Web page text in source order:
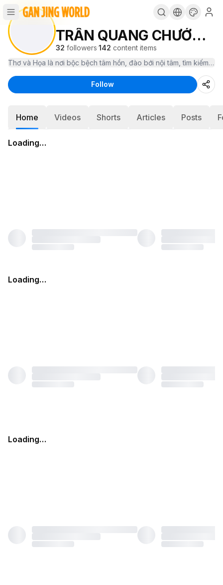
TRẦN QUANG CHƯỚC-Thơ và Họa
32 followers·142 content items
Follow
Home Videos Shorts Articles Posts
Loading…
Loading…
Loading…